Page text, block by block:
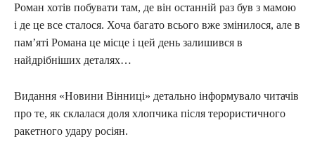
Роман хотів побувати там, де він останній раз був з мамою
і де це все сталося. Хоча багато всього вже змінилося, але в
пам’яті Романа це місце і цей день залишився в
найдрібніших деталях…
Видання «Новини Вінниці» детально інформувало читачів
про те, як склалася доля хлопчика після терористичного
ракетного удару росіян.